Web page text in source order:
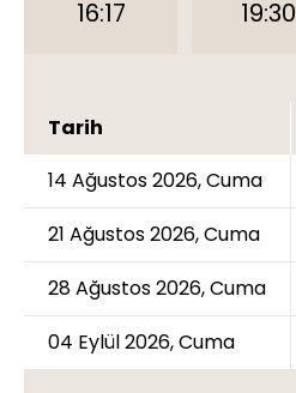
16:17 19:30
Tarih
14 Ağustos 2026, Cuma
21 Ağustos 2026, Cuma
28 Ağustos 2026, Cuma
04 Eylül 2026, Cuma